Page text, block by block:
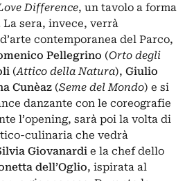
Difference, un tavolo a forma
sera, invece, verrà
contemporanea del Parco,
Pellegrino (Orto degli
(Attico della Natura), Giulio
Cunèaz (Seme del Mondo) e si
danzante con le coreografie
l’opening, sarà poi la volta di
culinaria che vedrà
Giovanardi e la chef dello
dell’Oglio, ispirata al